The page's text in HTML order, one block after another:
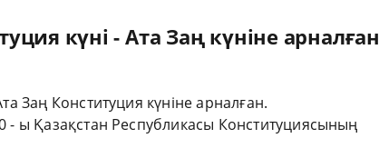
күні - Ата Заң күніне арналған
Заң Конституция күніне арналған.
ы Қазақстан Республикасы Конституциясының